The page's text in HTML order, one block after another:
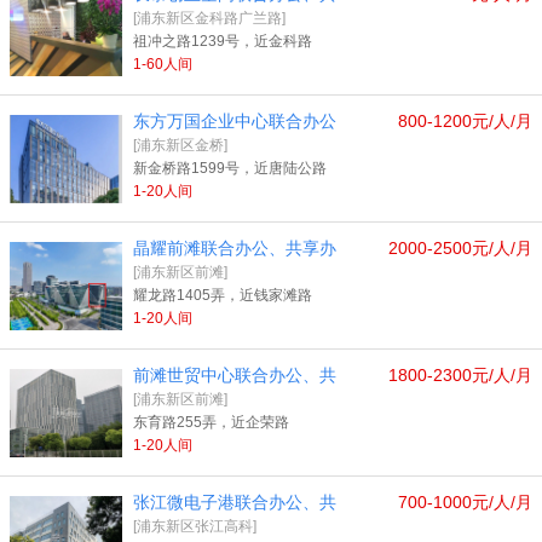
[浦东新区金科路广兰路]
祖冲之路1239号，近金科路
1-60人间
800-1200元/人/月
东方万国企业中心联合办公
[浦东新区金桥]
新金桥路1599号，近唐陆公路
1-20人间
2000-2500元/人/月
晶耀前滩联合办公、共享办
[浦东新区前滩]
耀龙路1405弄，近钱家滩路
1-20人间
1800-2300元/人/月
前滩世贸中心联合办公、共
[浦东新区前滩]
东育路255弄，近企荣路
1-20人间
700-1000元/人/月
张江微电子港联合办公、共
[浦东新区张江高科]